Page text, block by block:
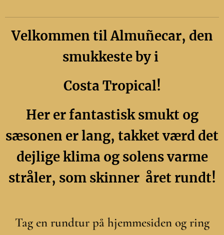
Velkommen til Almuñecar, den
smukkeste by i
Costa Tropical!
Her er fantastisk smukt og
sæsonen er lang, takket værd det
dejlige klima og solens varme
stråler, som skinner året rundt!
Tag en rundtur på hjemmesiden og ring